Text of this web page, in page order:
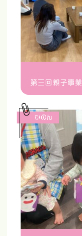
第三回親子事業
かのん